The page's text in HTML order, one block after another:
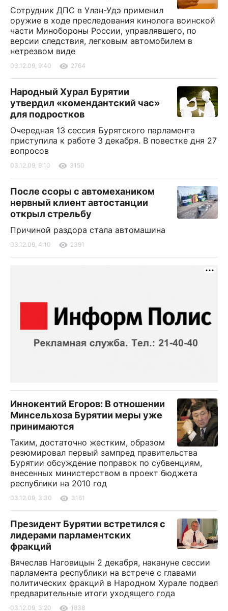
Сотрудник ДПС в Улан-Удэ применил
оружие в ходе преследования кинолога воинской
части Минобороны России, управлявшего, по
версии следствия, легковым автомобилем в
нетрезвом виде
03.12.09, 9:40 2764
Народный Хурал Бурятии
утвердил «комендантский час»
для подростков
Очередная 13 сессия Бурятского парламента
приступила к работе 3 декабря. В повестке дня 27
вопросов
03.12.09, 9:10 3150
После ссоры с автомехаником
нервный клиент автостанции
открыл стрельбу
Причиной раздора стала автомашина
03.12.09, 4:10 2391
Иннокентий Егоров: В отношении
Минсельхоза Бурятии меры уже
принимаются
Таким, достаточно жестким, образом
резюмировал первый зампред правительства
Бурятии обсуждение поправок по субвенциям,
внесенных министерством в проект бюджета
республики на 2010 год
03.12.09, 3:30 3161
Президент Бурятии встретился с
лидерами парламентских
фракций
Вячеслав Наговицын 2 декабря, накануне сессии
парламента республики на встрече с главами
политических фракций в Народном Хурале подвел
предварительные итоги уходящего года
03.12.09, 3:20 1838